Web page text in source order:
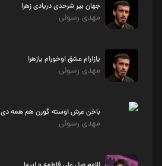
جهان بیر شرحدی دریادی زهرا
مهدی رسولی
یازارام عشق اوخورام یازهرا
مهدی رسولی
باخن عرش اوسته گورن هم همه دی
مهدی رسولی